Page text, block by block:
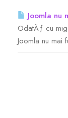
Counter
Joomla nu
OdatÄƒ cu
Joomla nu mai